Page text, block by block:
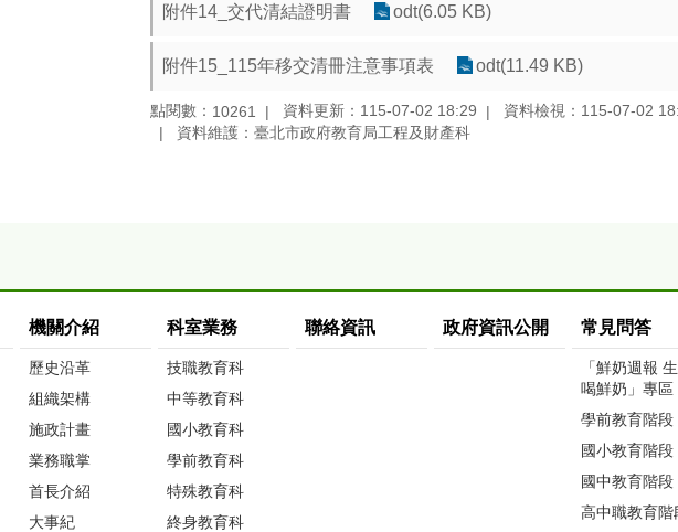
附件14_交代清結證明書 odt(6.05 KB)
附件15_115年移交清冊注意事項表 odt(11.49 KB)
點閱數： 10261 資料更新：115-07-02 18:29
資料檢視：115-07-02
資料維護：臺北市政府教育局工程及財產科
機關介紹
歷史沿革
組織架構
施政計畫
業務職掌
首長介紹
大事紀
科室業務
技職教育科
中等教育科
國小教育科
學前教育科
特殊教育科
終身教育科
聯絡資訊 政府資訊公開 常見問答
「鮮奶週報
喝鮮奶」專區
學前教育階段
國小教育階段
國中教育階段
高中職教育階